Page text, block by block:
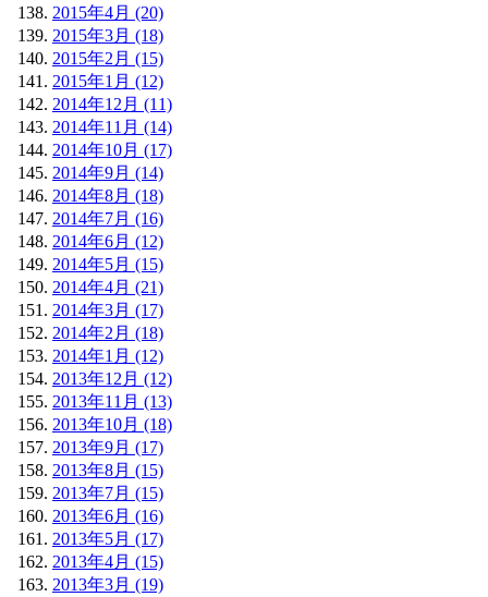
2015年4月 (20)
2015年3月 (18)
2015年2月 (15)
2015年1月 (12)
2014年12月 (11)
2014年11月 (14)
2014年10月 (17)
2014年9月 (14)
2014年8月 (18)
2014年7月 (16)
2014年6月 (12)
2014年5月 (15)
2014年4月 (21)
2014年3月 (17)
2014年2月 (18)
2014年1月 (12)
2013年12月 (12)
2013年11月 (13)
2013年10月 (18)
2013年9月 (17)
2013年8月 (15)
2013年7月 (15)
2013年6月 (16)
2013年5月 (17)
2013年4月 (15)
2013年3月 (19)